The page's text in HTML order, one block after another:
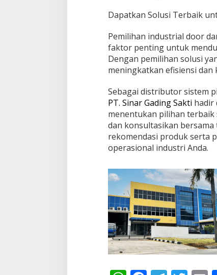
Dapatkan Solusi Terbaik
Pemilihan industrial door
faktor penting untuk
Dengan pemilihan solusi
meningkatkan efisiensi dan
Sebagai distributor sistem
PT. Sinar Gading Sakti hadir
menentukan pilihan
dan konsultasikan
rekomendasi produk serta
operasional industri Anda.